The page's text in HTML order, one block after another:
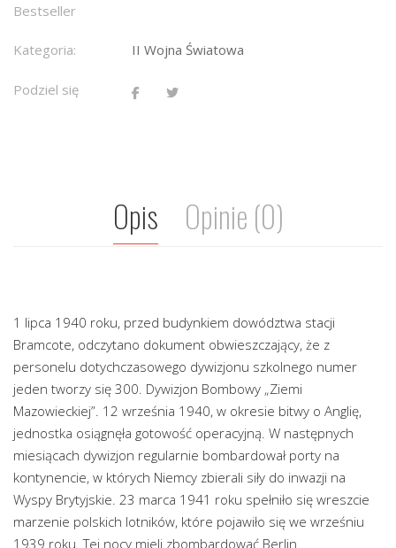
Bestseller
Kategoria: II Wojna Światowa
Podziel się
Opis Opinie (0)
1 lipca 1940 roku, przed budynkiem dowództwa stacji
Bramcote, odczytano dokument obwieszczający, że z
personelu dotychczasowego dywizjonu szkolnego numer
jeden tworzy się 300. Dywizjon Bombowy „Ziemi
Mazowieckiej”. 12 września 1940, w okresie bitwy o Anglię,
jednostka osiągnęła gotowość operacyjną. W następnych
miesiącach dywizjon regularnie bombardował porty na
kontynencie, w których Niemcy zbierali siły do inwazji na
Wyspy Brytyjskie. 23 marca 1941 roku spełniło się wreszcie
marzenie polskich lotników, które pojawiło się we wrześniu
1939 roku. Tej nocy mieli zbombardować Berlin.